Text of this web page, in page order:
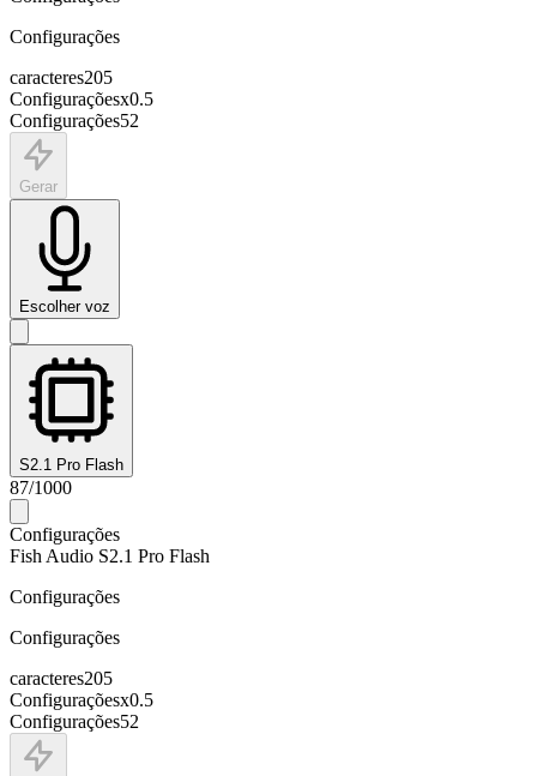
Configurações
caracteres205
Configuraçõesx0.5
Configurações52
Gerar
Escolher voz
S2.1 Pro Flash
87/1000
Configurações
Fish Audio S2.1 Pro Flash
Configurações
Configurações
caracteres205
Configuraçõesx0.5
Configurações52